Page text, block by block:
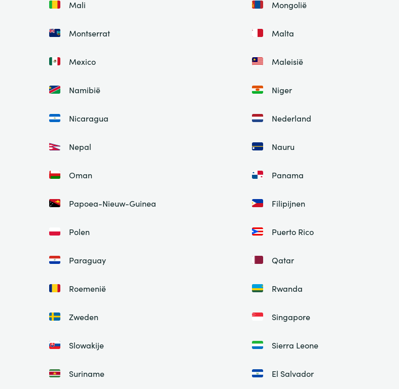
Mali Mongolië
Montserrat Malta
Mexico Maleisië
Namibië Niger
Nicaragua Nederland
Nepal Nauru
Oman Panama
Papoea-Nieuw-Guinea Filipijnen
Polen Puerto Rico
Paraguay Qatar
Roemenië Rwanda
Zweden Singapore
Slowakije Sierra Leone
Suriname El Salvador